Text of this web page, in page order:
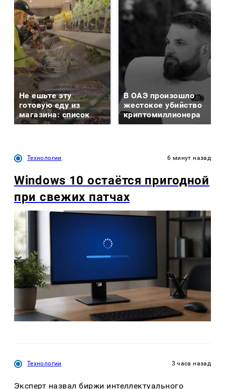
Не ешьте эту
готовую еду из
магазина: список
В ОАЭ произошло
жестокое убийство
криптомиллионера
Технологии 6 минут назад
Windows 10 остаётся пригодной
при свежих патчах
Технологии 3 часа назад
Эксперт назвал биржи интеллектуального